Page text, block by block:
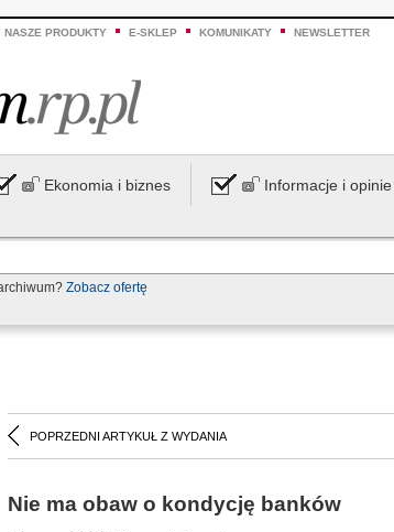
NASZE PRODUKTY E-SKLEP KOMUNIKATY NEWSLETTER
Ekonomia i biznes Informacje i opinie
Zobacz ofertę
POPRZEDNI ARTYKUŁ Z WYDANIA
Nie ma obaw o kondycję banków